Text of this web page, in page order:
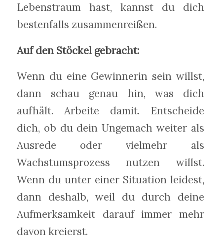
Lebenstraum hast, kannst du dich
bestenfalls zusammenreißen.
Auf den Stöckel gebracht:
Wenn du eine Gewinnerin sein willst,
dann schau genau hin, was dich
aufhält. Arbeite damit. Entscheide
dich, ob du dein Ungemach weiter als
Ausrede oder vielmehr als
Wachstumsprozess nutzen willst.
Wenn du unter einer Situation leidest,
dann deshalb, weil du durch deine
Aufmerksamkeit darauf immer mehr
davon kreierst.